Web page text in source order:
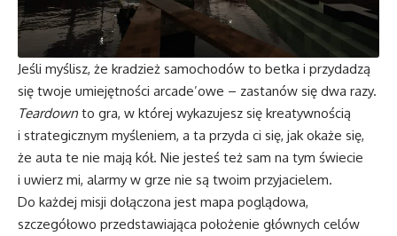
Jeśli myślisz, że kradzież samochodów to betka i przydadzą
się twoje umiejętności arcade’owe – zastanów się dwa razy.
Teardown to gra, w której wykazujesz się kreatywnością
i strategicznym myśleniem, a ta przyda ci się, jak okaże się,
że auta te nie mają kół. Nie jesteś też sam na tym świecie
i uwierz mi, alarmy w grze nie są twoim przyjacielem.
Do każdej misji dołączona jest mapa poglądowa,
szczegółowo przedstawiająca położenie głównych celów